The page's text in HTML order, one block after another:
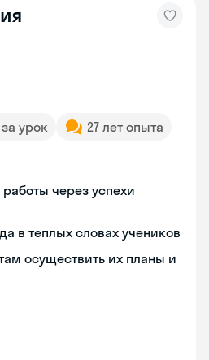
за урок
27 лет опыта
через успехи
в теплых словах учеников
осуществить их планы и